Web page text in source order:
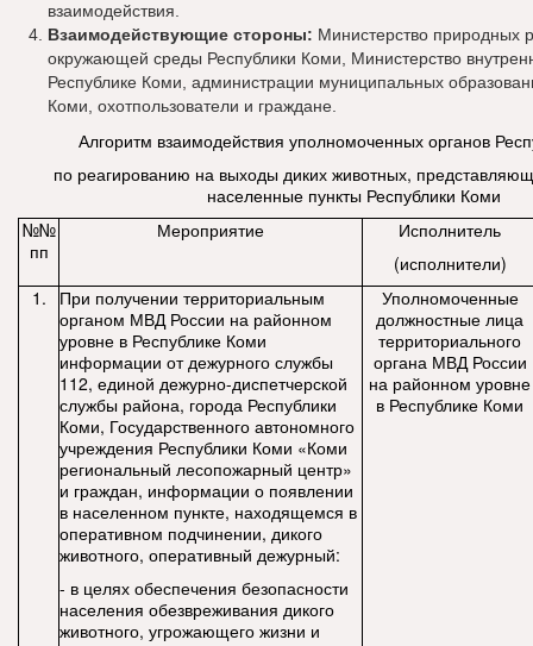
взаимодействия.
Взаимодействующие стороны: Министерство природных
окружающей среды Республики Коми, Министерство
Республике Коми, администрации муниципальных
Коми, охотпользователи и граждане.
Алгоритм взаимодействия уполномоченных органов
по реагированию на выходы диких животных,
населенные пункты Республики Коми
№№
пп
Мероприятие
Исполнитель
(исполнители)
1.
При получении территориальным
органом МВД России на районном
уровне в Республике Коми
информации от дежурного службы
112, единой дежурно-диспетчерской
службы района, города Республики
Коми, Государственного автономного
учреждения Республики Коми «Коми
региональный лесопожарный центр»
и граждан, информации о появлении
в населенном пункте, находящемся в
оперативном подчинении, дикого
животного, оперативный дежурный:
- в целях обеспечения безопасности
населения обезвреживания дикого
животного, угрожающего жизни и
Уполномоченные
должностные лица
территориального
органа МВД России
на районном уровне
в Республике Коми